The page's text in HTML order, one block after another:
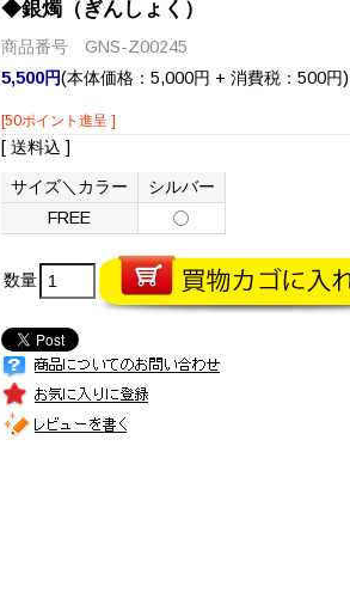
◆銀燭（ぎんしょく）
商品番号 GNS-Z00245
5,500円(本体価格：5,000円 + 消費税：500円)
[50ポイント進呈 ]
[ 送料込 ]
サイズ＼カラー
シルバー
FREE
数量